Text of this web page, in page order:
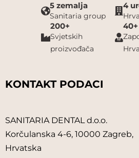
5 zemalja
Sanitaria group
4
200+
Svjetskih
proizvođača
40+
KONTAKT PODACI
SANITARIA DENTAL d.o.o.
Korčulanska 4-6, 10000 Zagreb,
Hrvatska